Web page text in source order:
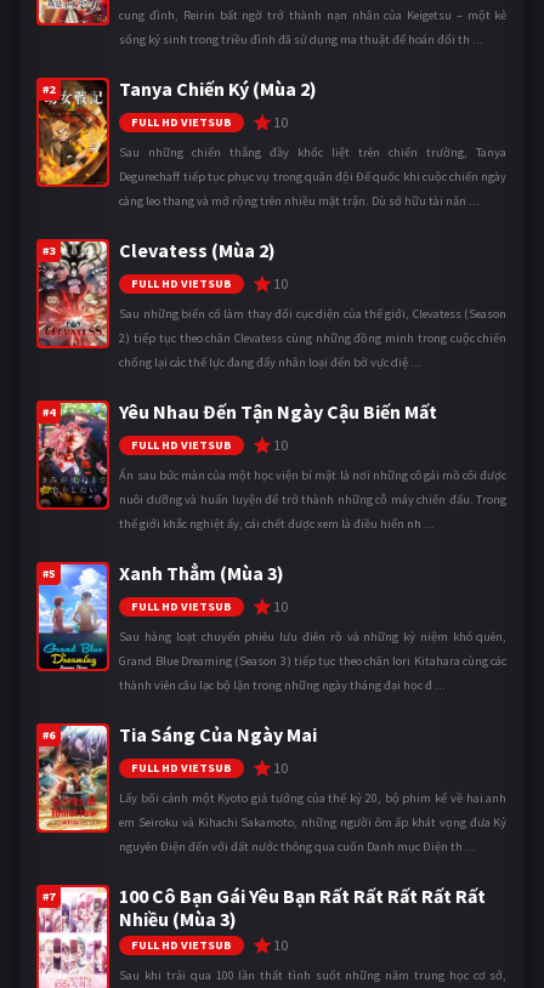
cung đình, Reirin bất ngờ trở thành nạn nhân của Keigetsu – một kẻ
sống ký sinh trong triều đình đã sử dụng ma thuật để hoán đổi th ...
#2 Tanya Chiến Ký (Mùa 2)
FULL HD VIETSUB 10
Sau những chiến thắng đầy khốc liệt trên chiến trường, Tanya
Degurechaff tiếp tục phục vụ trong quân đội Đế quốc khi cuộc chiến ngày
càng leo thang và mở rộng trên nhiều mặt trận. Dù sở hữu tài năn ...
#3 Clevatess (Mùa 2)
FULL HD VIETSUB 10
Sau những biến cố làm thay đổi cục diện của thế giới, Clevatess (Season
2) tiếp tục theo chân Clevatess cùng những đồng minh trong cuộc chiến
chống lại các thế lực đang đẩy nhân loại đến bờ vực diệ ...
#4 Yêu Nhau Đến Tận Ngày Cậu Biến Mất
FULL HD VIETSUB 10
Ẩn sau bức màn của một học viện bí mật là nơi những cô gái mồ côi được
nuôi dưỡng và huấn luyện để trở thành những cỗ máy chiến đấu. Trong
thế giới khắc nghiệt ấy, cái chết được xem là điều hiển nh ...
#5 Xanh Thẳm (Mùa 3)
FULL HD VIETSUB 10
Sau hàng loạt chuyến phiêu lưu điên rồ và những kỷ niệm khó quên,
Grand Blue Dreaming (Season 3) tiếp tục theo chân Iori Kitahara cùng các
thành viên câu lạc bộ lặn trong những ngày tháng đại học đ ...
#6 Tia Sáng Của Ngày Mai
FULL HD VIETSUB 10
Lấy bối cảnh một Kyoto giả tưởng của thế kỷ 20, bộ phim kể về hai anh
em Seiroku và Kihachi Sakamoto, những người ôm ấp khát vọng đưa Kỷ
nguyên Điện đến với đất nước thông qua cuốn Danh mục Điện th ...
#7
100 Cô Bạn Gái Yêu Bạn Rất Rất Rất Rất Rất
Nhiều (Mùa 3)
FULL HD VIETSUB 10
Sau khi trải qua 100 lần thất tình suốt những năm trung học cơ sở,